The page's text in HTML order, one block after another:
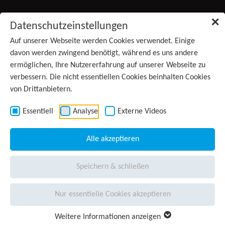
✕
Datenschutzeinstellungen
Auf unserer Webseite werden Cookies verwendet. Einige
davon werden zwingend benötigt, während es uns andere
ermöglichen, Ihre Nutzererfahrung auf unserer Webseite zu
verbessern. Die nicht essentiellen Cookies beinhalten Cookies
von Drittanbietern.
Essentiell Analyse Externe Videos
Alle akzeptieren
Speichern & schließen
Nur essentielle Cookies akzeptieren
Weitere Informationen anzeigen
Produkte
Services
Unternehmen
Presse
Karriere